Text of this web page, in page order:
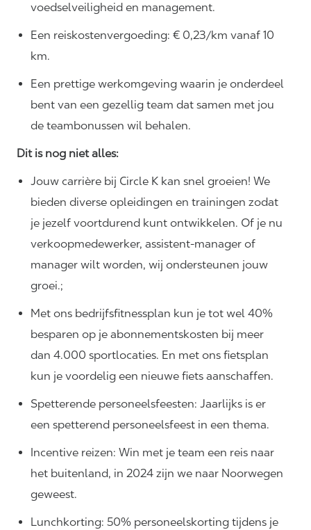
voedselveiligheid en management.
Een reiskostenvergoeding: € 0,23/km vanaf 10
km.
Een prettige werkomgeving waarin je onderdeel
bent van een gezellig team dat samen met jou
de teambonussen wil behalen.
Dit is nog niet alles:
Jouw carrière bij Circle K kan snel groeien! We
bieden diverse opleidingen en trainingen zodat
je jezelf voortdurend kunt ontwikkelen. Of je nu
verkoopmedewerker, assistent-manager of
manager wilt worden, wij ondersteunen jouw
groei.;
Met ons bedrijfsfitnessplan kun je tot wel 40%
besparen op je abonnementskosten bij meer
dan 4.000 sportlocaties. En met ons fietsplan
kun je voordelig een nieuwe fiets aanschaffen.
Spetterende personeelsfeesten: Jaarlijks is er
een spetterend personeelsfeest in een thema.
Incentive reizen: Win met je team een reis naar
het buitenland, in 2024 zijn we naar Noorwegen
geweest.
Lunchkorting: 50% personeelskorting tijdens je